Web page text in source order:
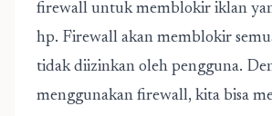
firewall untuk memblokir iklan
hp. Firewall akan memblokir
tidak diizinkan oleh pengguna.
menggunakan firewall, kita bisa